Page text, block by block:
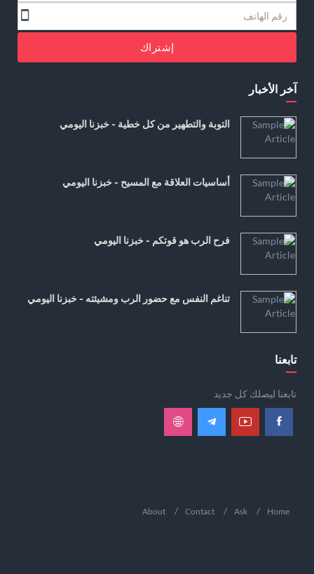
إشتراك
آخر الأخبار
التوبة والتطهير من كل خطية - خبزنا اليومي
أساسيات العلاقة مع المسيح - خبزنا اليومي
فرح الرب هو قوتكم - خبزنا اليومي
تناغم النفس مع حضور الرب ومشيئته - خبزنا اليومي
تابعنا
تابعنا ليصلك كل جديد
Home
Ask
Contact
About